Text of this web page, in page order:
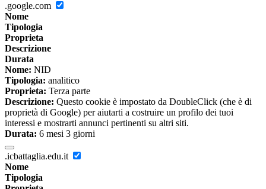
.google.com
Nome
Tipologia
Proprieta
Descrizione
Durata
Nome: NID
Tipologia: analitico
Proprieta: Terza parte
Descrizione: Questo cookie è impostato da DoubleClick (che è di
proprietà di Google) per aiutarti a costruire un profilo dei tuoi
interessi e mostrarti annunci pertinenti su altri siti.
Durata: 6 mesi 3 giorni
.icbattaglia.edu.it
Nome
Tipologia